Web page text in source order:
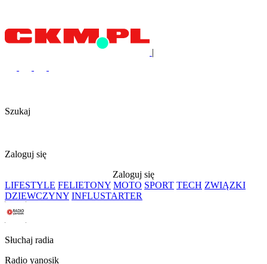
|
Szukaj
Zaloguj się
Zaloguj się
LIFESTYLE FELIETONY MOTO SPORT TECH ZWIĄZKI
DZIEWCZYNY INFLUSTARTER
Słuchaj radia
Radio yanosik